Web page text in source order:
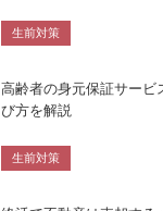
生前対策
高齢者の身元保証サービ
び方を解説
生前対策